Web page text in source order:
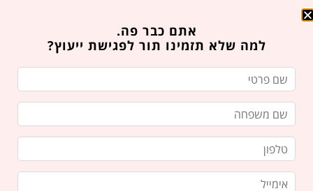
אתם כבר פה.
למה שלא תזמינו תור לפגישת ייעוץ?